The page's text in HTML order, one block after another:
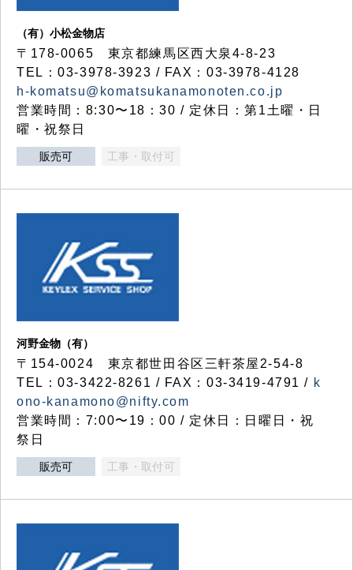
（有）小松金物店
〒178-0065 東京都練馬区西大泉4-8-23
TEL：03-3978-3923 / FAX：03-3978-4128
h-komatsu@komatsukanamonoten.co.jp
営業時間：8:30〜18：30 / 定休日：第1土曜・日
曜・祝祭日
販売可 工事・取付可
河野金物（有）
〒154-0024 東京都世田谷区三軒茶屋2-54-8
TEL：03-3422-8261 / FAX：03-3419-4791 / k
ono-kanamono@nifty.com
営業時間：7:00〜19：00 / 定休日：日曜日・祝
祭日
販売可 工事・取付可